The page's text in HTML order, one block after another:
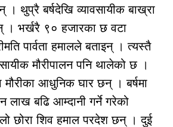
। थुप्रै बर्षदेखि व्यावसायीक बाख्रा
। भर्खरै ९० हजारका छ वटा
पार्वता हमालले बताइन् । त्यस्तै
मौरीपालन पनि थालेको छ ।
आधुनिक घार छन् । बर्षमा
लाख बढि आम्दानी गर्ने गरेको
छोरा शिव हमाल परदेश छन् । दुई